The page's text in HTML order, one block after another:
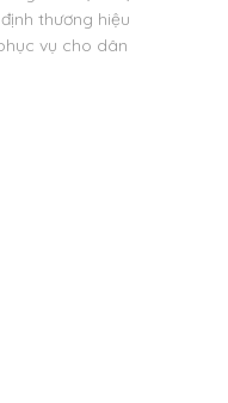
thương hiệu
vụ cho dân